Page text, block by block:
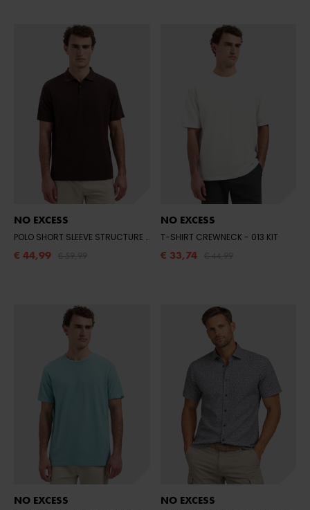
NO EXCESS
POLO SHORT SLEEVE STRUCTURE
- 042 DARK BROWN
€ 44,99
NO EXCESS
T-SHIRT CREWNECK - 013 KIT
€ 33,74
NO EXCESS NO EXCESS